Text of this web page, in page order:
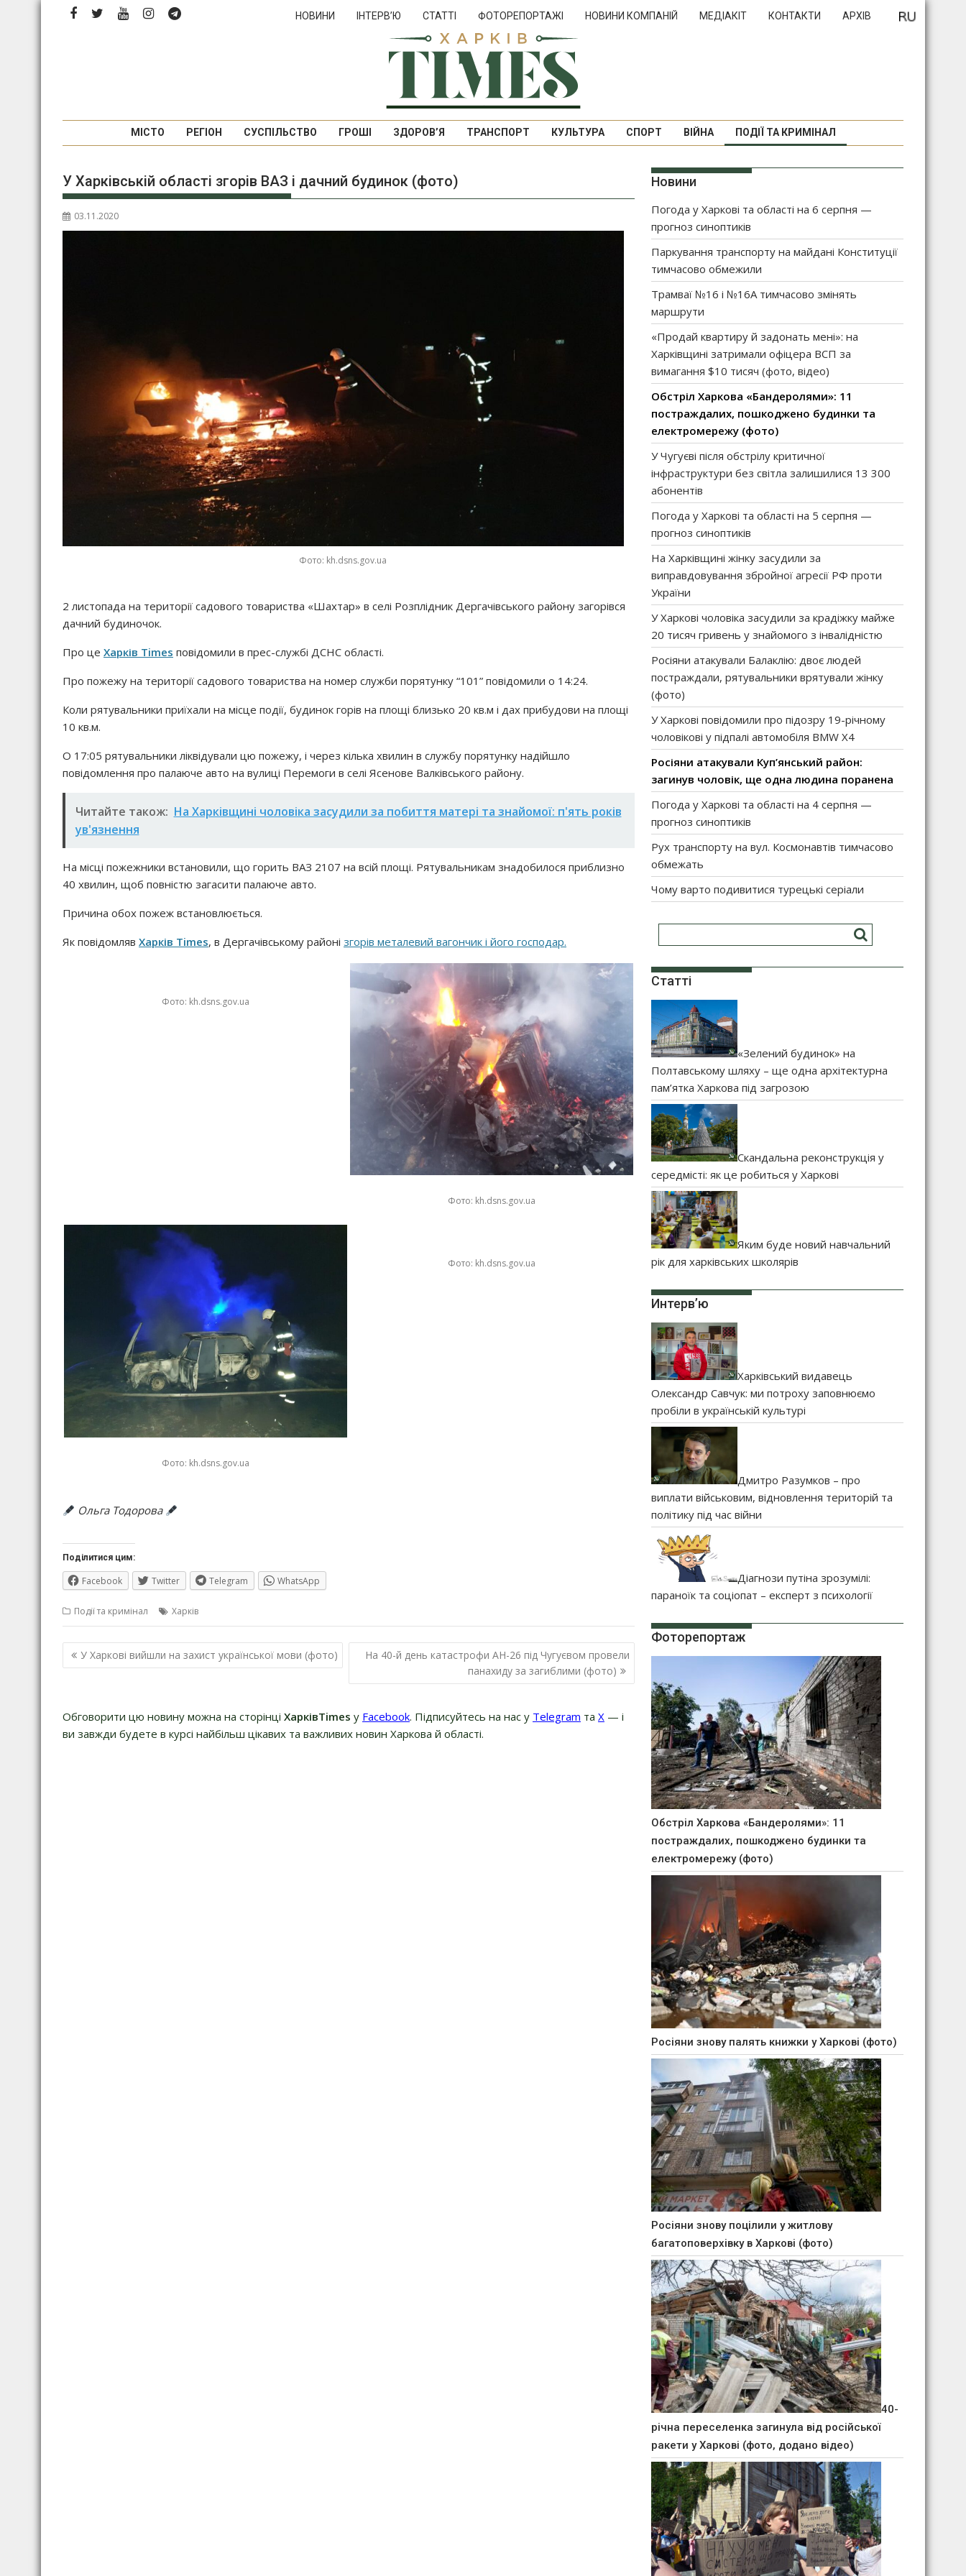
Перейти
НОВИНИ ІНТЕРВ’Ю СТАТТІ ФОТОРЕПОРТАЖІ НОВИНИ КОМПАНІЙ МЕДІАКІТ КОНТАКТИ АРХІВ
МІСТО РЕГІОН СУСПІЛЬСТВО ГРОШІ ЗДОРОВ’Я ТРАНСПОРТ КУЛЬТУРА СПОРТ ВІЙНА ПОДІЇ ТА КРИМІНАЛ
У Харківській області згорів ВАЗ і дачний будинок (фото)
03.11.2020
Фото: kh.dsns.gov.ua
2 листопада на території садового товариства «Шахтар» в селі Розплідник Дергачівського району загорівся
дачний будиночок.
Про це Харків Times повідомили в прес-службі ДСНС області.
Про пожежу на території садового товариства на номер служби порятунку “101” повідомили о 14:24.
Коли рятувальники приїхали на місце події, будинок горів на площі близько 20 кв.м і дах прибудови на площі
10 кв.м.
О 17:05 рятувальники ліквідували цю пожежу, і через кілька хвилин в службу порятунку надійшло
повідомлення про палаюче авто на вулиці Перемоги в селі Ясенове Валківського району.
Читайте також: На Харківщині чоловіка засудили за побиття матері та знайомої: п'ять років
ув'язнення
На місці пожежники встановили, що горить ВАЗ 2107 на всій площі. Рятувальникам знадобилося приблизно
40 хвилин, щоб повністю загасити палаюче авто.
Причина обох пожеж встановлюється.
Як повідомляв Харків Times, в Дергачівському районі згорів металевий вагончик і його господар.
Фото: kh.dsns.gov.ua
Фото: kh.dsns.gov.ua
Фото: kh.dsns.gov.ua
Фото: kh.dsns.gov.ua
Ольга Тодорова
Поділитися цим:
Facebook Twitter Telegram WhatsApp
Події та кримінал Харків
Навігація
записів
У Харкові вийшли на захист української мови (фото)
На 40-й день катастрофи АН-26 під Чугуєвом провели
панахиду за загиблими (фото)
Обговорити цю новину можна на сторінці ХарківTimes у Facebook. Підписуйтесь на нас у Telegram та Х — і
ви завжди будете в курсі найбільш цікавих та важливих новин Харкова й області.
Новини
Погода у Харкові та області на 6 серпня —
прогноз синоптиків
Паркування транспорту на майдані Конституції
тимчасово обмежили
Трамваї №16 і №16А тимчасово змінять
маршрути
«Продай квартиру й задонать мені»: на
Харківщині затримали офіцера ВСП за
вимагання $10 тисяч (фото, відео)
Обстріл Харкова «Бандеролями»: 11
постраждалих, пошкоджено будинки та
електромережу (фото)
У Чугуєві після обстрілу критичної
інфраструктури без світла залишилися 13 300
абонентів
Погода у Харкові та області на 5 серпня —
прогноз синоптиків
На Харківщині жінку засудили за
виправдовування збройної агресії РФ проти
України
У Харкові чоловіка засудили за крадіжку майже
20 тисяч гривень у знайомого з інвалідністю
Росіяни атакували Балаклію: двоє людей
постраждали, рятувальники врятували жінку
(фото)
У Харкові повідомили про підозру 19-річному
чоловікові у підпалі автомобіля BMW X4
Росіяни атакували Куп’янський район:
загинув чоловік, ще одна людина поранена
Погода у Харкові та області на 4 серпня —
прогноз синоптиків
Рух транспорту на вул. Космонавтів тимчасово
обмежать
Чому варто подивитися турецькі серіали
Статті
«Зелений будинок» на
Полтавському шляху – ще одна архітектурна
пам’ятка Харкова під загрозою
Скандальна реконструкція у
середмісті: як це робиться у Харкові
Яким буде новий навчальний
рік для харківських школярів
Интерв’ю
Харківський видавець
Олександр Савчук: ми потроху заповнюємо
пробіли в українській культурі
Дмитро Разумков – про
виплати військовим, відновлення територій та
політику під час війни
Діагнози путіна зрозумілі:
параноїк та соціопат – експерт з психології
Фоторепортаж
Обстріл Харкова «Бандеролями»: 11
постраждалих, пошкоджено будинки та
електромережу (фото)
Росіяни знову палять книжки у Харкові (фото)
Росіяни знову поцілили у житлову
багатоповерхівку в Харкові (фото)
40-
річна переселенка загинула від російської
ракети у Харкові (фото, додано відео)